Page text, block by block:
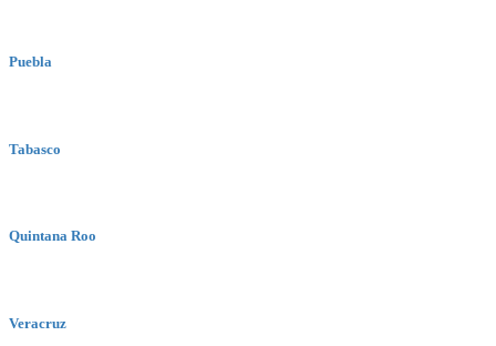
Puebla
Tabasco
Quintana Roo
Veracruz